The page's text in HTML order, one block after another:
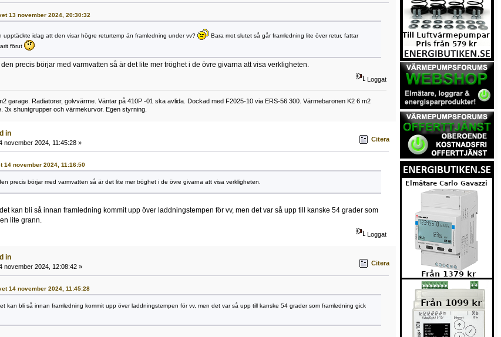
13 november 2024, 20:30:32
upptäckte idag att den visar högre returtemp än framledning under vv?
Bara mot slutet så går framledning lite över retur, fattar
förut
precis börjar med varmvatten så är det lite mer tröghet i de övre givarna att visa verkligheten.
Loggat
garage. Radiatorer, golvvärme. Väntar på 410P -01 ska avlida. Dockad med F2025-10 via ERS-56 300. Värmebaronen K2 6 m2
3x shuntgrupper och värmekurvor. Egen styrning.
in
november 2024, 11:45:28 » Citera
14 november 2024, 11:16:50
precis börjar med varmvatten så är det lite mer tröghet i de övre givarna att visa verkligheten.
kan bli så innan framledning kommit upp över laddningstempen för vv, men det var så upp till kanske 54 grader som
lite grann.
Loggat
in
november 2024, 12:08:42 » Citera
14 november 2024, 11:45:28
kan bli så innan framledning kommit upp över laddningstempen för vv, men det var så upp till kanske 54 grader som framledning gick